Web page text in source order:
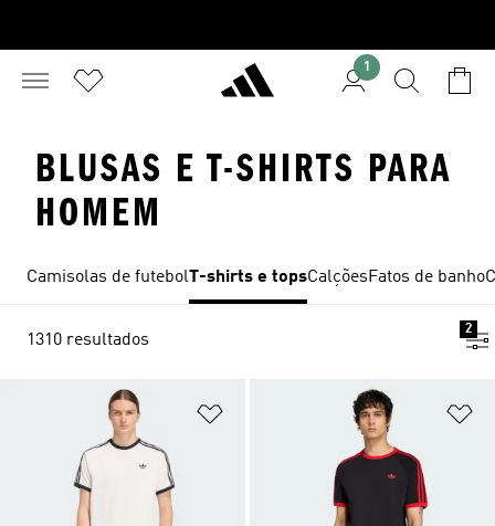
1
BLUSAS E T-SHIRTS PARA
HOMEM
Camisolas de futebolT-shirts e topsCalçõesFatos de banho
1310 resultados
2
Adicionar à Lista de Desejos